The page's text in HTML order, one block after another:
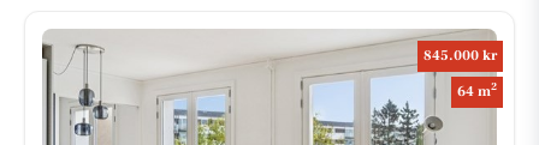
845.000 kr
64 m2